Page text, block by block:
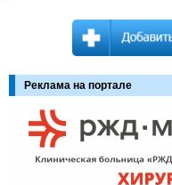
Реклама на портале